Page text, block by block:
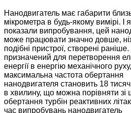
Нанодвигатель має габарити
мікрометра в будь-якому вимірі. І
показали випробування, цей
може працювати значно довше,
подібні пристрої, створені
призначений для перетворення
енергії в енергію механічного руху,
максимальна частота обертання
нанодвигателя становить 18
в хвилину, що можна порівняти зі
обертання турбін реактивних
час випробувань нанодвигатель